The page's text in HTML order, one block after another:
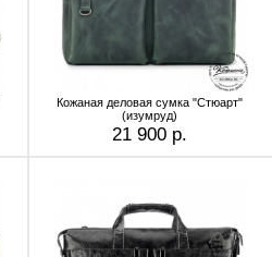
Кожаная деловая сумка "Стюарт"
(изумруд)
21 900 р.